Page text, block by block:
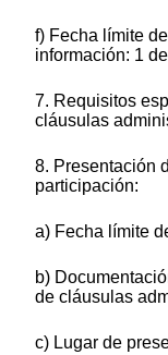
f) Fecha límite
información: 1
7. Requisitos
cláusulas
8. Presentación
participación:
a) Fecha límite
b)
de cláusulas
c) Lugar de